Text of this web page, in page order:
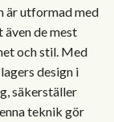
är utformad med
de mest
och stil. Med
design i
säkerställer
teknik gör